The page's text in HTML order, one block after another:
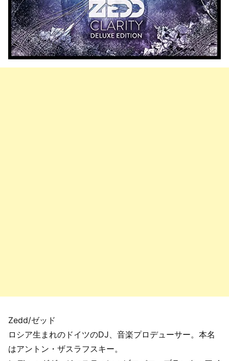
Zedd/ゼッド
ロシア生まれのドイツのDJ、音楽プロデューサー。本名
はアントン・ザスラフスキー。